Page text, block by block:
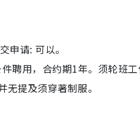
申请: 可以。
聘用，合约期1年。须轮班
提及须穿著制服。